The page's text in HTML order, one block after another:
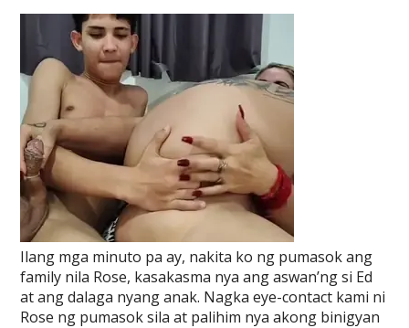
Ilang mga minuto pa ay, nakita ko ng pumasok ang
family nila Rose, kasakasma nya ang aswan’ng si Ed
at ang dalaga nyang anak. Nagka eye-contact kami ni
Rose ng pumasok sila at palihim nya akong binigyan